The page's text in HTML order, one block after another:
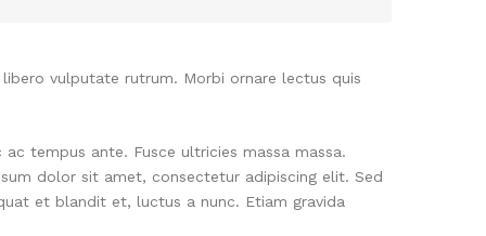
vulputate rutrum. Morbi ornare lectus quis
tempus ante. Fusce ultricies massa massa.
dolor sit amet, consectetur adipiscing elit. Sed
et blandit et, luctus a nunc. Etiam gravida